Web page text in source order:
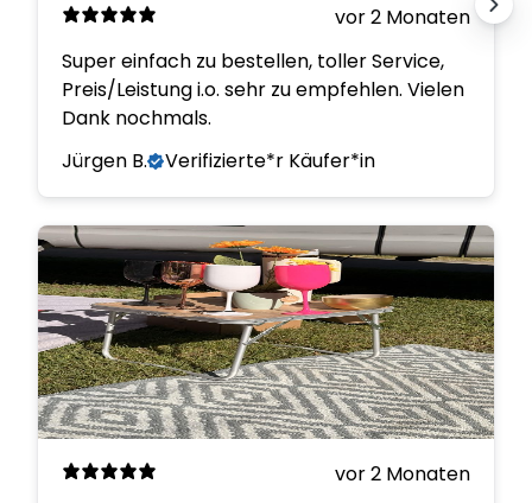
vor 2 Monaten
Super einfach zu bestellen, toller Service,
Preis/Leistung i.o. sehr zu empfehlen. Vielen
Dank nochmals.
Jürgen B.
Verifizierte*r Käufer*in
vor 2 Monaten